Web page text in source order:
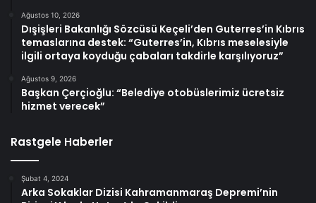
Ağustos 10, 2026
Dışişleri Bakanlığı Sözcüsü Keçeli’den Guterres’in Kıbrıs
temaslarına destek: “Guterres’in, Kıbrıs meselesiyle
ilgili ortaya koyduğu çabaları takdirle karşılıyoruz”
Ağustos 9, 2026
Başkan Çerçioğlu: “Belediye otobüslerimiz ücretsiz
hizmet verecek”
Rastgele Haberler
Şubat 4, 2024
Arka Sokaklar Dizisi Kahramanmaraş Depremi’nin